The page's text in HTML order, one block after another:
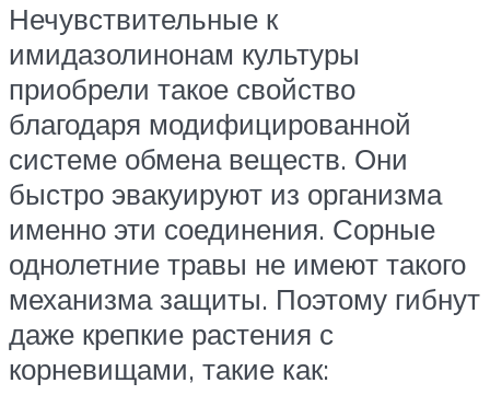
Нечувствительные к
имидазолинонам культуры
приобрели такое свойство
благодаря модифицированной
системе обмена веществ. Они
быстро эвакуируют из организма
именно эти соединения. Сорные
однолетние травы не имеют такого
механизма защиты. Поэтому гибнут
даже крепкие растения с
корневищами, такие как: